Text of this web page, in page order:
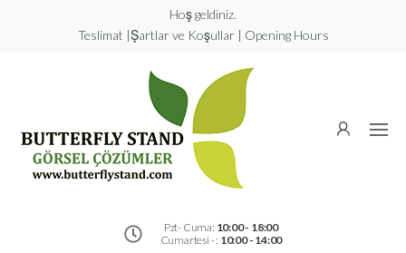
Hoş geldiniz.
Teslimat |Şartlar ve Koşullar | Opening Hours
Görsel
Pzt- Cuma: 10:00 - 18:00
Cumartesi - : 10:00 - 14:00